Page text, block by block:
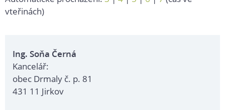
vteřinách)
Ing. Soňa Černá
Kancelář:
obec Drmaly č. p. 81
431 11 Jirkov